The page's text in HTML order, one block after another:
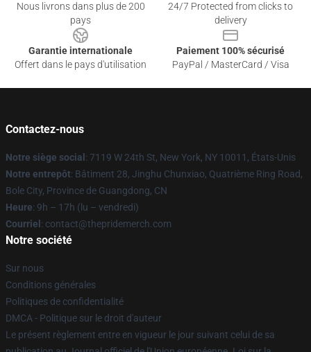
Nous livrons dans plus de 200
pays
24/7 Protected from clicks to
delivery
Garantie internationale
Offert dans le pays d'utilisation
Paiement 100% sécurisé
PayPal / MasterCard / Visa
Contactez-nous
Notre siège social : 7119 W 24th St, New York, NY 10011, États-Unis
Notre entrepôt: Bâtiment 28, Jinghu Chunxiao, Quatrième Ring Road,
Bole City, Province de Guangdong, CN
Heure: 9h – 17h (lu – vendredi)
Courriel : contact@thepridemerch.com
Notre société
Sur nous
Conditions générales
Politiques de confidentialité
DMCA - Politique sur le droit d'auteur
Le présent règlement entre en vigueur le jour suivant celui de sa